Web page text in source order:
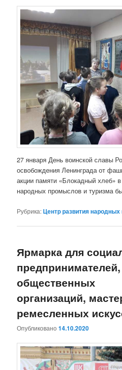
27 января День воинской славы
освобождения Ленинграда от
акции памяти «Блокадный хлеб»
народных промыслов и туризма
Рубрика:Центр развития
Ярмарка для
предпринимателей,
общественных
организаций,
ремесленных
Опубликовано14.10.2020